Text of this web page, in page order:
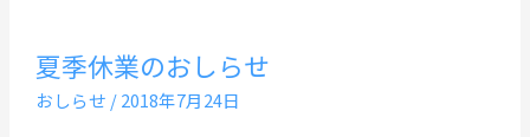
夏季休業のおしらせ
おしらせ /2018年7月24日